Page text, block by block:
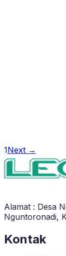
1Next →
Alamat : Desa
Nguntoronadi,
Kontak